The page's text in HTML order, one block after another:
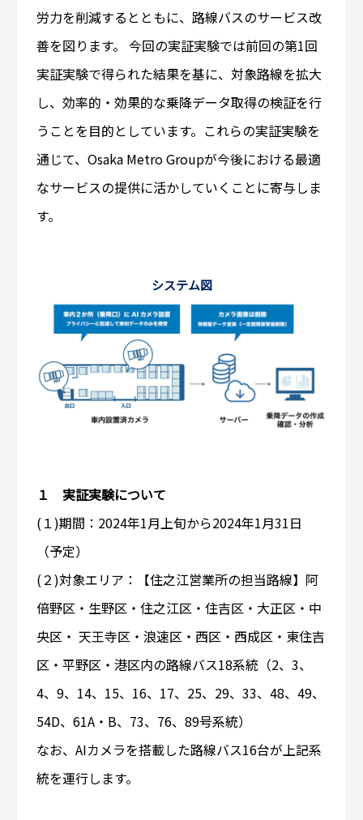
労力を削減するとともに、路線バスのサービス改
善を図ります。 今回の実証実験では前回の第1回
実証実験で得られた結果を基に、対象路線を拡大
し、効率的・効果的な乗降データ取得の検証を行
うことを目的としています。これらの実証実験を
通じて、Osaka Metro Groupが今後における最適
なサービスの提供に活かしていくことに寄与しま
す。
システム図
１ 実証実験について
(１)期間：2024年1月上旬から2024年1月31日
（予定）
(２)対象エリア：【住之江営業所の担当路線】阿
倍野区・生野区・住之江区・住吉区・大正区・中
央区・ 天王寺区・浪速区・西区・西成区・東住吉
区・平野区・港区内の路線バス18系統（2、3、
4、9、14、15、16、17、25、29、33、48、49、
54D、61A・B、73、76、89号系統）
なお、AIカメラを搭載した路線バス16台が上記系
統を運行します。